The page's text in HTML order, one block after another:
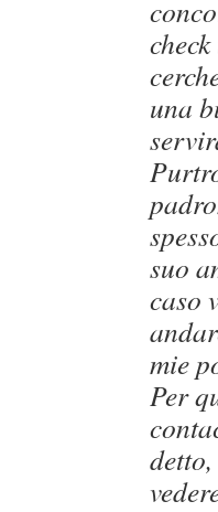
una
suo
caso
mie
Per